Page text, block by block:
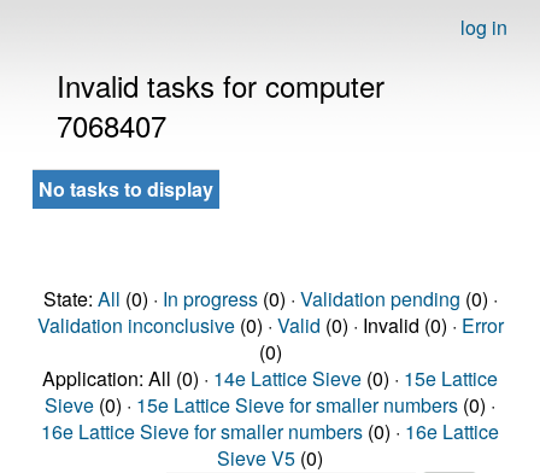
log in
Invalid tasks for computer
7068407
No tasks to display
State: All (0) · In progress(0) · Validation pending (0) ·
Validation inconclusive(0) · Valid (0) · Invalid (0) · Error
(0)
Application: All (0) · 14e Lattice Sieve (0) · 15e Lattice
Sieve (0) · 15e Lattice Sieve for smaller numbers (0) ·
16e Lattice Sieve for smaller numbers (0) · 16e Lattice
Sieve V5 (0)